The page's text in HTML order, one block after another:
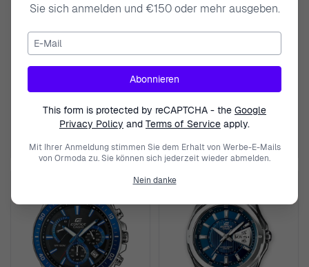
CASIO
Chronograph 'Edifice' Herren
149,00 €
CASIO
Chronograph 'Edifice' Herren
119,00 €
Sie sich anmelden und €150 oder mehr ausgeben.
E-Mail
Abonnieren
This form is protected by reCAPTCHA - the Google
Privacy Policy and Terms of Service apply.
Mit Ihrer Anmeldung stimmen Sie dem Erhalt von Werbe-E-Mails
von Ormoda zu. Sie können sich jederzeit wieder abmelden.
Nein danke